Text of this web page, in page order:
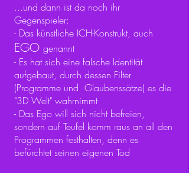
...und dann ist da noch ihr
Gegenspieler:
- Das künstliche ICH-Konstrukt, auch
EGO genannt
- Es hat sich eine falsche Identität
aufgebaut, durch dessen Filter
(Programme und Glaubenssätze) es die
"3D Welt" wahrnimmt
- Das Ego will sich nicht befreien,
sondern auf Teufel komm raus an all den
Programmen festhalten, denn es
befürchtet seinen eigenen Tod